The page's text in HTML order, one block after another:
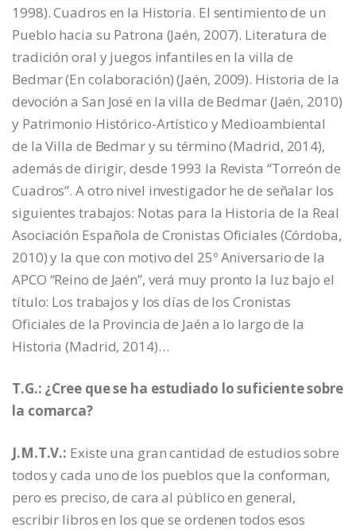
1998). Cuadros en la Historia. El sentimiento de un
Pueblo hacia su Patrona (Jaén, 2007). Literatura de
tradición oral y juegos infantiles en la villa de
Bedmar (En colaboración) (Jaén, 2009). Historia de la
devoción a San José en la villa de Bedmar (Jaén, 2010)
y Patrimonio Histórico-Artístico y Medioambiental
de la Villa de Bedmar y su término (Madrid, 2014),
además de dirigir, desde 1993 la Revista “Torreón de
Cuadros”. A otro nivel investigador he de señalar los
siguientes trabajos: Notas para la Historia de la Real
Asociación Española de Cronistas Oficiales (Córdoba,
2010) y la que con motivo del 25º Aniversario de la
APCO “Reino de Jaén”, verá muy pronto la luz bajo el
título: Los trabajos y los días de los Cronistas
Oficiales de la Provincia de Jaén a lo largo de la
Historia (Madrid, 2014)…
T.G.: ¿Cree que se ha estudiado lo suficiente sobre
la comarca?
J.M.T.V.: Existe una gran cantidad de estudios sobre
todos y cada uno de los pueblos que la conforman,
pero es preciso, de cara al público en general,
escribir libros en los que se ordenen todos esos